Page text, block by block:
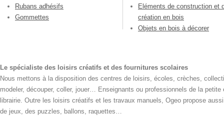
Rubans adhésifs
Gommettes
Eléments de construction et
création en bois
Objets en bois à décorer
Le spécialiste des loisirs créatifs et des fournitures scolaires
Nous mettons à la disposition des centres de loisirs, écoles, crèches,
modeler, découper, coller, jouer… Enseignants ou professionnels de la
librairie. Outre les loisirs créatifs et les travaux manuels, Ogeo propose
de jeux, des puzzles, ballons, raquettes…